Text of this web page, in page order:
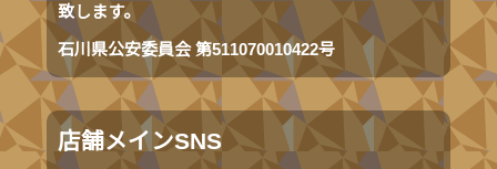
致します。
石川県公安委員会 第511070010422号
店舗メインSNS